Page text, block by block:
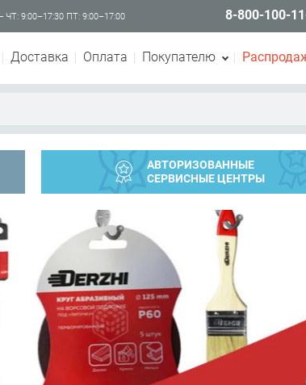
ЧТ: 9:00–17:30 ПТ: 9:00–17:00 8-800-100-
Доставка Оплата Покупателю
АВТОРИЗОВАННЫЕ
СЕРВИСНЫЕ ЦЕНТРЫ